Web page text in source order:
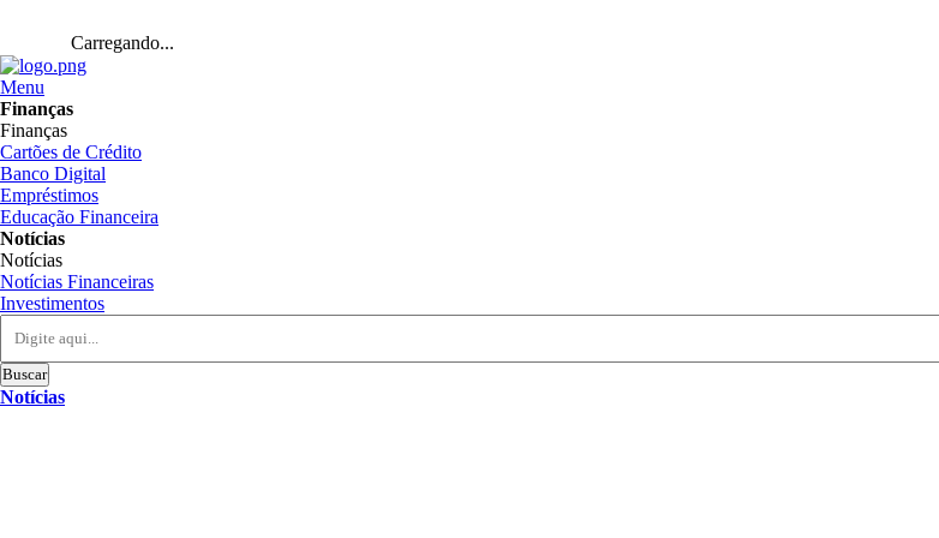
Carregando...
Menu
Finanças
Finanças
Cartões de Crédito
Banco Digital
Empréstimos
Educação Financeira
Notícias
Notícias
Notícias Financeiras
Investimentos
Buscar
Notícias